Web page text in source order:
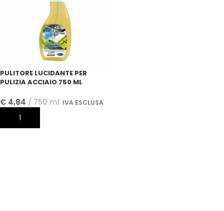
PULITORE LUCIDANTE PER
PULIZIA ACCIAIO 750 ML
€ 4,84 750 ml IVA ESCLUSA
AGGIUNGI AL CARRELLO